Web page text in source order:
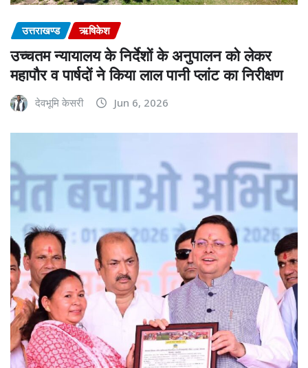
उत्तराखण्ड ऋषिकेश
उच्चतम न्यायालय के निर्देशों के अनुपालन को लेकर
महापौर व पार्षदों ने किया लाल पानी प्लांट का निरीक्षण
देवभूमि केसरी Jun 6, 2026